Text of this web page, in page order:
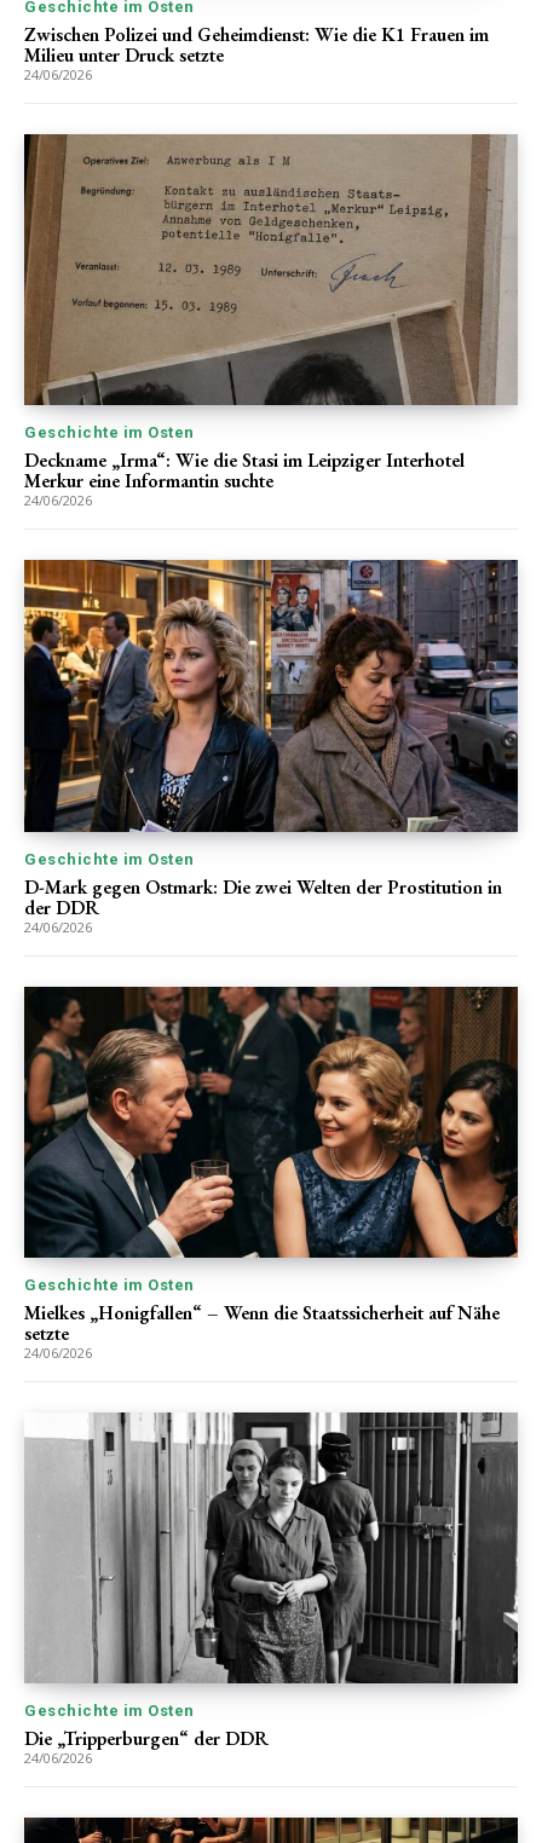
Geschichte im Osten
Zwischen Polizei und Geheimdienst: Wie die K1 Frauen im
Milieu unter Druck setzte
24/06/2026
Geschichte im Osten
Deckname „Irma“: Wie die Stasi im Leipziger Interhotel
Merkur eine Informantin suchte
24/06/2026
Geschichte im Osten
D-Mark gegen Ostmark: Die zwei Welten der Prostitution in
der DDR
24/06/2026
Geschichte im Osten
Mielkes „Honigfallen“ – Wenn die Staatssicherheit auf Nähe
setzte
24/06/2026
Geschichte im Osten
Die „Tripperburgen“ der DDR
24/06/2026